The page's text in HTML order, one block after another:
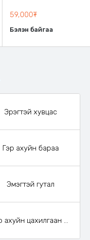
59,000₮
Бэлэн байгаа
Эрэгтэй хувцас
Гэр ахуйн бараа
Эмэгтэй гутал